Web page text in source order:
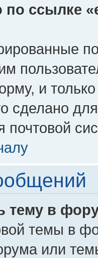
ссылке
и
сделано
почтовой
тему в
темы в
или